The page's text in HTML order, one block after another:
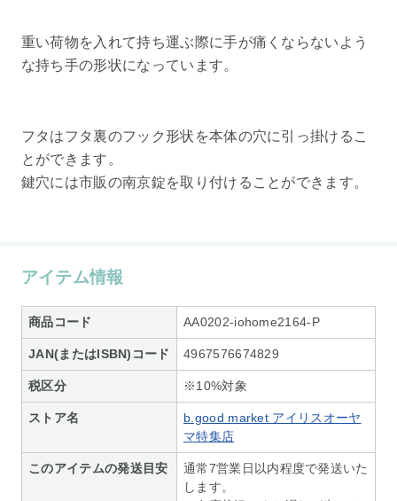
重い荷物を入れて持ち運ぶ際に手が痛くならないよう
な持ち手の形状になっています。
フタはフタ裏のフック形状を本体の穴に引っ掛けるこ
とができます。
鍵穴には市販の南京錠を取り付けることができます。
アイテム情報
商品コード AA0202-iohome2164-P
JAN(またはISBN)コード 4967576674829
税区分 ※10%対象
ストア名
b.good market アイリスオーヤ
マ特集店
このアイテムの発送目安
通常7営業日以内程度で発送いた
します。